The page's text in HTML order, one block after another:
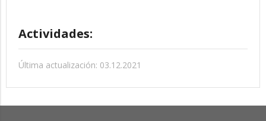
Actividades:
Última actualización: 03.12.2021